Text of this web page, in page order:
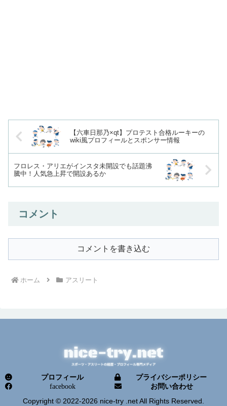
【六車日那乃×qt】プロテスト合格ルーキーの
wiki風プロフィールとスポンサー情報
フロレス・アリエがインスタ未開設でも話題沸
騰中！人気急上昇で開設あるか
コメント
コメントを書き込む
ホーム アスリート
プロフィール
プライバシーポリシー
facebook
お問い合わせ
Copyright © 2022-2026 nice-try .net All Rights Reserved.